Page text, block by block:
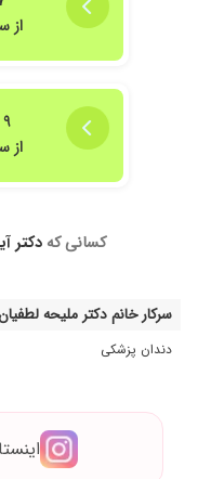
از
۹ شهریور (دوشنبه)
از
کسانی کهدکتر
سرکار خانم دکتر ملیحه
دندان پزشکی